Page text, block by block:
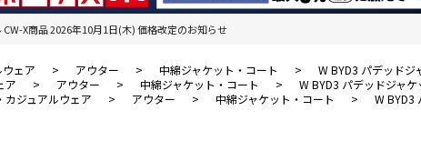
CW-X商品 2026年10月1日(木) 価格改定のお知らせ
ェア > アウター > 中綿ジャケット・コート >
W BYD3 パデッドジ
ア > アウター > 中綿ジャケット・コート >
W BYD3 パデッドジャケ
カジュアルウェア > アウター > 中綿ジャケット・コート > W BYD3